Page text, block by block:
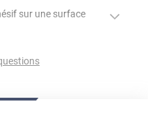
pour annuler l'action de la
sur une surface
sur du carrelage
dans les angles